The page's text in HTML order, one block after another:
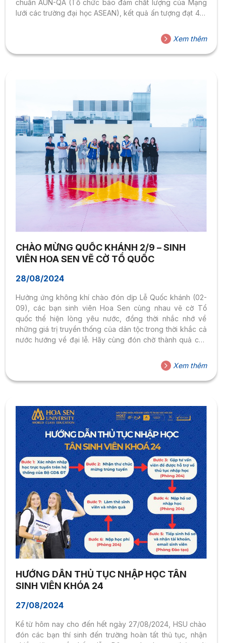
chuẩn AUN-QA (Tổ chức bảo đảm chất lượng của Mạng
lưới các trường đại học ASEAN), kết quả ấn tượng đạt 4/4
đạt chất lượng quốc tế bậc cử nhân và thạc sĩ, bao gồm:
10 ngành đạt chuẩn AUN-QA (Đông Nam Á); 5 ngành đạt
kiểm định ACBSP (Hoa Kỳ); 3 ngành đạt kiểm định...
Xem thêm
CHÀO MỪNG QUỐC KHÁNH 2/9 – SINH
VIÊN HOA SEN VẼ CỜ TỔ QUỐC
28/08/2024
Hưởng ứng không khí chào đón dịp Lễ Quốc khánh (02-
09), các bạn sinh viên Hoa Sen cùng nhau vẽ cờ Tổ
quốc thể hiện lòng yêu nước, đồng thời nhắc nhớ về
những giá trị truyền thống của dân tộc trong thời khắc cả
nước hướng về đại lễ. Hãy cùng đón chờ thành quả của
Xem thêm
HƯỚNG DẪN THỦ TỤC NHẬP HỌC TÂN
SINH VIÊN KHÓA 24
27/08/2024
Kể từ hôm nay cho đến hết ngày 27/08/2024, HSU chào
đón các bạn thí sinh đến trường hoàn tất thủ tục, nhận